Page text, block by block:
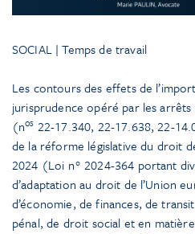
SOCIAL | Temps de travail
Les contours des effets de
jurisprudence opéré par les
(nos 22-17.340, 22-17.638, 22-
de la réforme législative du droit
2024 (Loi n° 2024-364 portant
d’adaptation au droit de l’Union
d’économie, de finances, de
pénal, de droit social et en